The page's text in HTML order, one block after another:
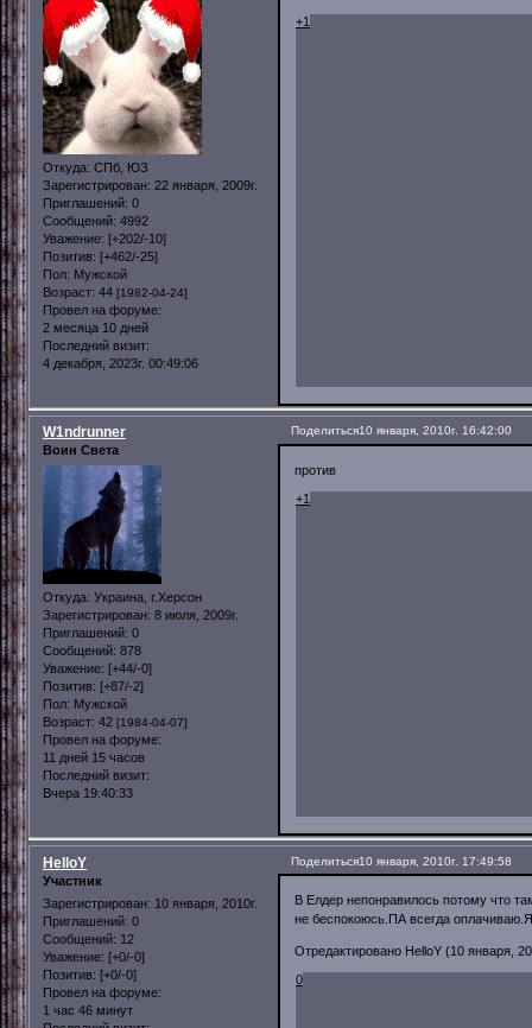
Откуда: СПб, ЮЗ
Зарегистрирован: 22 января, 2009г.
Приглашений: 0
Сообщений: 4992
Уважение: [+202/-10]
Позитив: [+462/-25]
Пол: Мужской
Возраст: 44 [1982-04-24]
Провел на форуме:
2 месяца 10 дней
Последний визит:
4 декабря, 2023г. 00:49:06
+1
Поделиться10 января, 2010г. 16:42:00
W1ndrunner
Воин Света
Откуда: Украина, г.Херсон
Зарегистрирован: 8 июля, 2009г.
Приглашений: 0
Сообщений: 878
Уважение: [+44/-0]
Позитив: [+87/-2]
Пол: Мужской
Возраст: 42 [1984-04-07]
Провел на форуме:
11 дней 15 часов
Последний визит:
Вчера 19:40:33
против
+1
Поделиться10 января, 2010г. 17:49:58
HelloY
Участник
Зарегистрирован: 10 января, 2010г.
Приглашений: 0
Сообщений: 12
Уважение: [+0/-0]
Позитив: [+0/-0]
Провел на форуме:
1 час 46 минут
В Елдер непонравилось потому что
не беспокоюсь.ПА всегда
Отредактировано HelloY (10 января,
0